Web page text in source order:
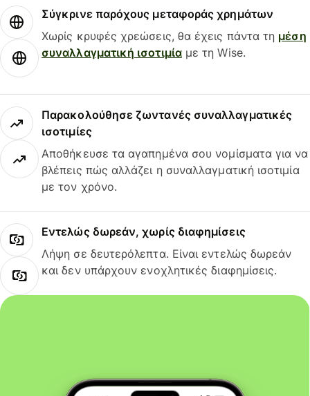
Σύγκρινε παρόχους μεταφοράς χρημάτων
Χωρίς κρυφές χρεώσεις, θα έχεις πάντα τη μέση
συναλλαγματική ισοτιμίαμε τη Wise.
Παρακολούθησε ζωντανές συναλλαγματικές
ισοτιμίες
Αποθήκευσε τα αγαπημένα σου νομίσματα για να
βλέπεις πώς αλλάζει η συναλλαγματική ισοτιμία
με τον χρόνο.
Εντελώς δωρεάν, χωρίς διαφημίσεις
Λήψη σε δευτερόλεπτα. Είναι εντελώς δωρεάν
και δεν υπάρχουν ενοχλητικές διαφημίσεις.